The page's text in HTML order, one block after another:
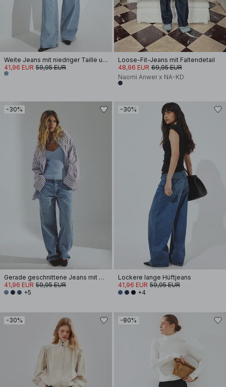
Weite Jeans mit niedriger Taille und Nahtdetails
41,96 EUR 59,95 EUR
Loose-Fit-Jeans mit Faltendetail
48,96 EUR 69,95 EUR
Naomi Anwer x NA-KD
-30%
Gerade geschnittene Jeans mit mittlerer Taille
41,96 EUR 59,95 EUR
+5
-30%
Lockere lange Hüftjeans
41,96 EUR 59,95 EUR
+4
-30% -80%